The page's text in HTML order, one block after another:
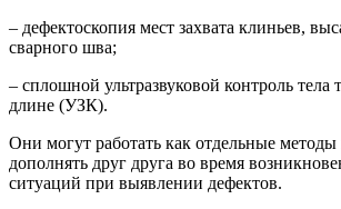
– дефектоскопия мест захвата клиньев,
сварного шва;
– сплошной ультразвуковой контроль тела
длине (УЗК).
Они могут работать как отдельные
дополнять друг друга во время
ситуаций при выявлении дефектов.